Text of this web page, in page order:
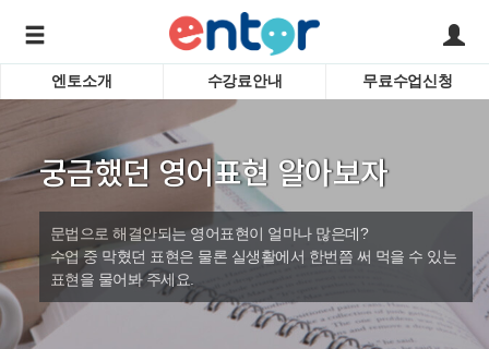
학습도우미 G1
바로가기
서비스안내
강사소개
회사소개
어린이
영자신
수업
엔토소개 수강료안내 무료수업신청
궁금했던 영어표현 알아보자
문법으로 해결안되는 영어표현이 얼마나 많은데?
수업 중 막혔던 표현은 물론 실생활에서 한번쯤 써 먹을 수 있는
표현을 물어봐 주세요.